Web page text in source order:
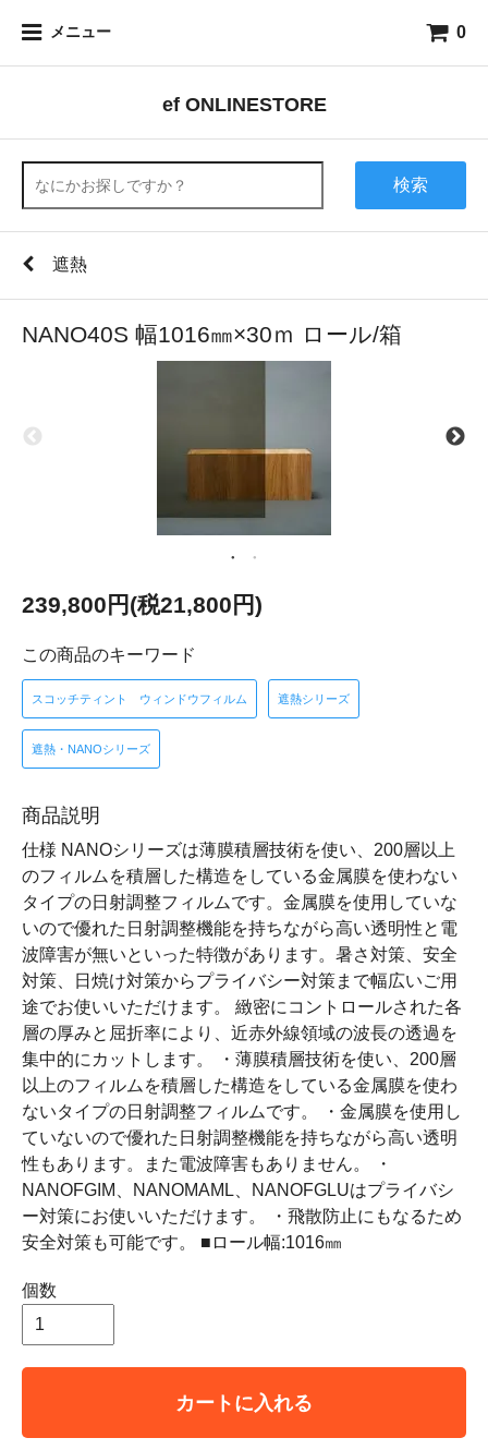
メニュー 0
ef ONLINESTORE
検索
遮熱
NANO40S 幅1016㎜×30ｍ ロール/箱
239,800円(税21,800円)
この商品のキーワード
スコッチティント ウィンドウフィルム 遮熱シリーズ
遮熱・NANOシリーズ
商品説明
仕様 NANOシリーズは薄膜積層技術を使い、200層以上
のフィルムを積層した構造をしている金属膜を使わない
タイプの日射調整フィルムです。金属膜を使用していな
いので優れた日射調整機能を持ちながら高い透明性と電
波障害が無いといった特徴があります。暑さ対策、安全
対策、日焼け対策からプライバシー対策まで幅広いご用
途でお使いいただけます。 緻密にコントロールされた各
層の厚みと屈折率により、近赤外線領域の波長の透過を
集中的にカットします。 ・薄膜積層技術を使い、200層
以上のフィルムを積層した構造をしている金属膜を使わ
ないタイプの日射調整フィルムです。 ・金属膜を使用し
ていないので優れた日射調整機能を持ちながら高い透明
性もあります。また電波障害もありません。 ・
NANOFGIM、NANOMAML、NANOFGLUはプライバシ
ー対策にお使いいただけます。 ・飛散防止にもなるため
安全対策も可能です。 ■ロール幅:1016㎜
個数
カートに入れる